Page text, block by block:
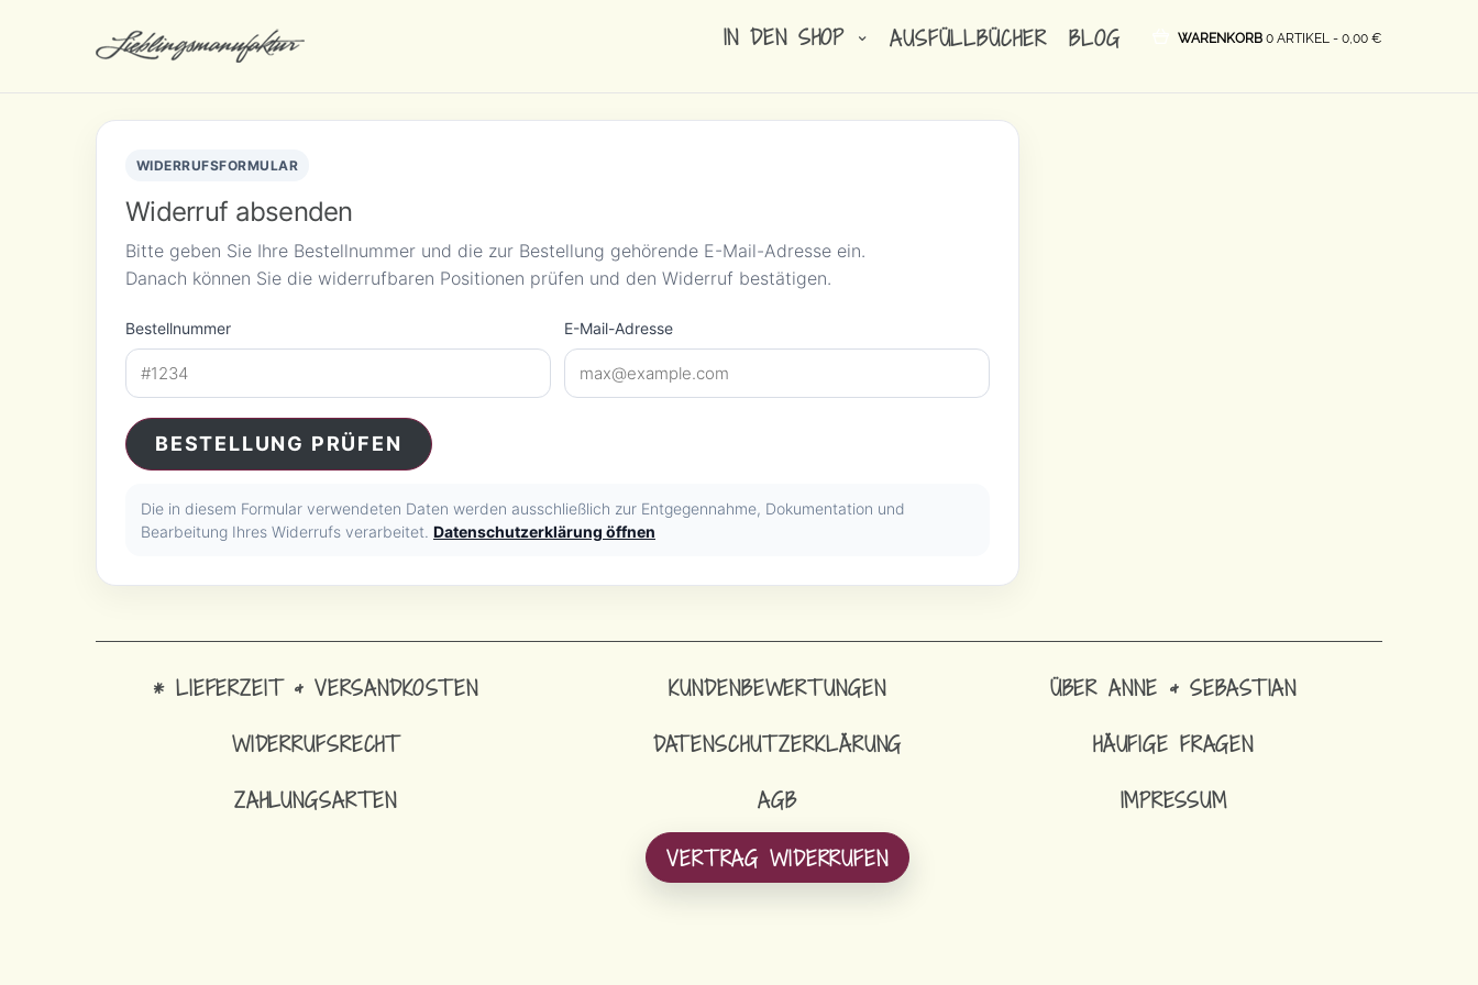
IN DEN SHOP AUSFÜLLBÜCHER BLOG WARENKORB 0 ARTIKEL - 0,00 €
WIDERRUFSFORMULAR
Widerruf absenden
Bitte geben Sie Ihre Bestellnummer und die zur Bestellung gehörende E-Mail-Adresse ein.
Danach können Sie die widerrufbaren Positionen prüfen und den Widerruf bestätigen.
Bestellnummer E-Mail-Adresse
BESTELLUNG PRÜFEN
Die in diesem Formular verwendeten Daten werden ausschließlich zur Entgegennahme, Dokumentation und
Bearbeitung Ihres Widerrufs verarbeitet. Datenschutzerklärung öffnen
* LIEFERZEIT & VERSANDKOSTEN
WIDERRUFSRECHT
ZAHLUNGSARTEN
KUNDENBEWERTUNGEN
DATENSCHUTZERKLÄRUNG
AGB
VERTRAG WIDERRUFEN
ÜBER ANNE & SEBASTIAN
HÄUFIGE FRAGEN
IMPRESSUM